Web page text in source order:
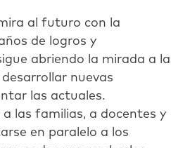
al futuro con la
de logros y
abriendo la mirada a la
nuevas
las actuales.
las familias, a docentes y
en paralelo a los